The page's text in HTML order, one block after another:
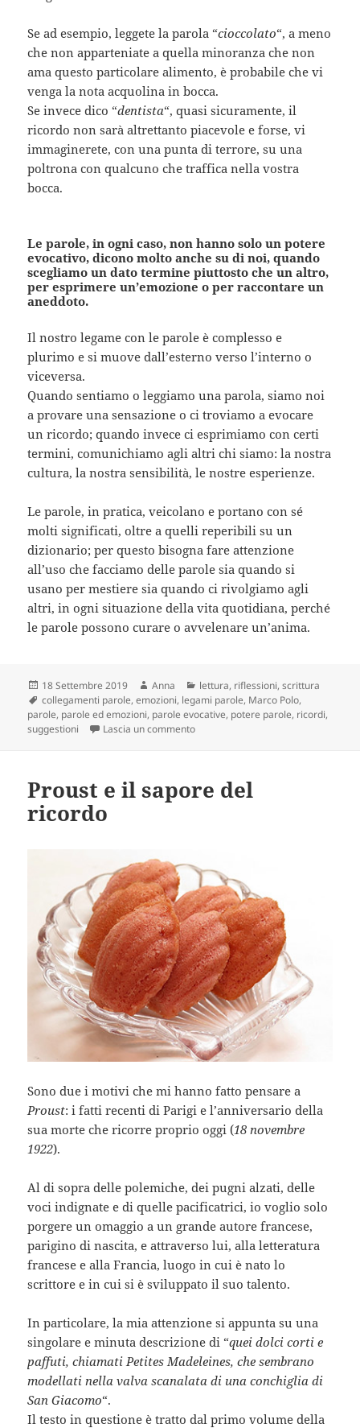
Se ad esempio, leggete la parola “cioccolato“, a meno
che non apparteniate a quella minoranza che non
ama questo particolare alimento, è probabile che vi
venga la nota acquolina in bocca.
Se invece dico “dentista“, quasi sicuramente, il
ricordo non sarà altrettanto piacevole e forse, vi
immaginerete, con una punta di terrore, su una
poltrona con qualcuno che traffica nella vostra
bocca.
Le parole, in ogni caso, non hanno solo un potere
evocativo, dicono molto anche su di noi, quando
scegliamo un dato termine piuttosto che un altro,
per esprimere un’emozione o per raccontare un
aneddoto.
Il nostro legame con le parole è complesso e
plurimo e si muove dall’esterno verso l’interno o
viceversa.
Quando sentiamo o leggiamo una parola, siamo noi
a provare una sensazione o ci troviamo a evocare
un ricordo; quando invece ci esprimiamo con certi
termini, comunichiamo agli altri chi siamo: la nostra
cultura, la nostra sensibilità, le nostre esperienze.
Le parole, in pratica, veicolano e portano con sé
molti significati, oltre a quelli reperibili su un
dizionario; per questo bisogna fare attenzione
all’uso che facciamo delle parole sia quando si
usano per mestiere sia quando ci rivolgiamo agli
altri, in ogni situazione della vita quotidiana, perché
le parole possono curare o avvelenare un’anima.
Scritto
il
18 Settembre 2019 Autore
Anna Categorie
lettura, riflessioni,scrittura
Tag
collegamenti parole,emozioni, legami parole, Marco Polo,
parole, parole ed emozioni, parole evocative, potere parole, ricordi,
suggestioni
Lascia un commentosu Il potere delle parole di:
Proust e il sapore del
ricordo
Sono due i motivi che mi hanno fatto pensare a
Proust: i fatti recenti di Parigi e l’anniversario della
sua morte che ricorre proprio oggi (18 novembre
1922).
Al di sopra delle polemiche, dei pugni alzati, delle
voci indignate e di quelle pacificatrici, io voglio solo
porgere un omaggio a un grande autore francese,
parigino di nascita, e attraverso lui, alla letteratura
francese e alla Francia, luogo in cui è nato lo
scrittore e in cui si è sviluppato il suo talento.
In particolare, la mia attenzione si appunta su una
singolare e minuta descrizione di “quei dolci corti e
paffuti, chiamati Petites Madeleines, che sembrano
modellati nella valva scanalata di una conchiglia di
San Giacomo“.
Il testo in questione è tratto dal primo volume della